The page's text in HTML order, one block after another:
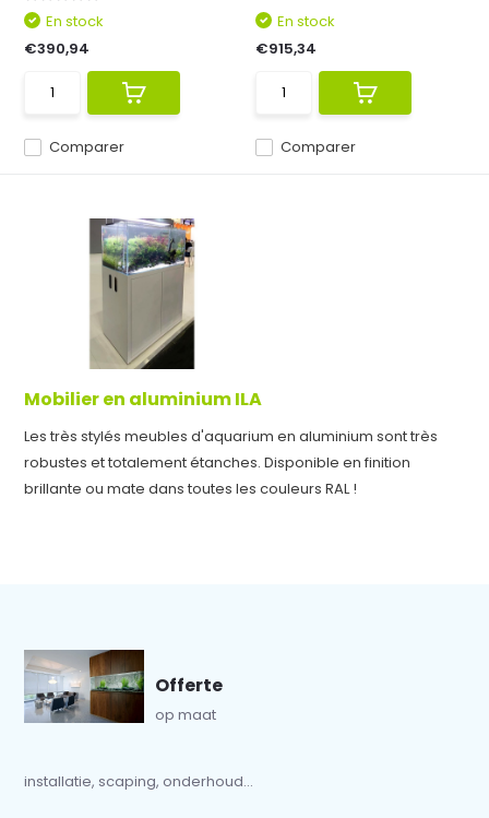
Comparer
En stock
€390,94
Comparer
En stock
€915,34
Mobilier en aluminium ILA
Les très stylés meubles d'aquarium en aluminium sont très
robustes et totalement étanches. Disponible en finition
brillante ou mate dans toutes les couleurs RAL !
Offerte
op maat
installatie, scaping, onderhoud...